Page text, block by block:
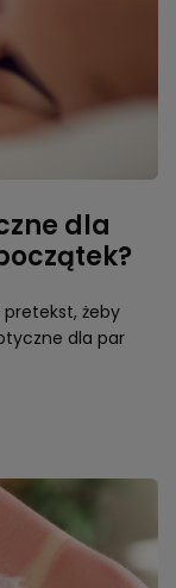
dla
żeby
dla par